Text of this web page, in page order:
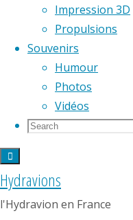
Impression 3D
Propulsions
Souvenirs
Humour
Photos
Vidéos
Search
Search
Hydravions
l'Hydravion en France